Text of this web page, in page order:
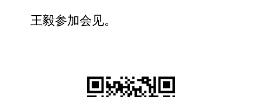
王毅参加会见。